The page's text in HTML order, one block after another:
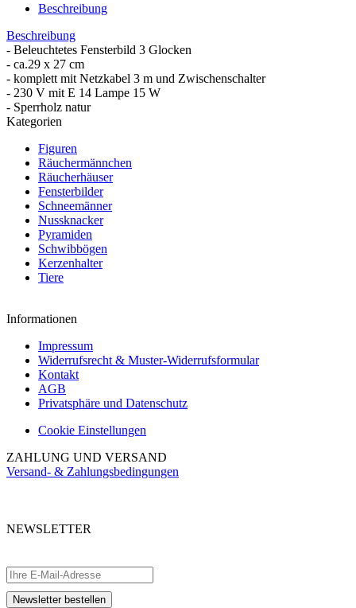
Beschreibung
Beschreibung
- Beleuchtetes Fensterbild 3 Glocken
- ca.29 x 27 cm
- komplett mit Netzkabel 3 m und Zwischenschalter
- 230 V mit E 14 Lampe 15 W
- Sperrholz natur
Kategorien
Figuren
Räuchermännchen
Räucherhäuser
Fensterbilder
Schneemänner
Nussknacker
Pyramiden
Schwibbögen
Kerzenhalter
Tiere
Informationen
Impressum
Widerrufsrecht & Muster-Widerrufsformular
Kontakt
AGB
Privatsphäre und Datenschutz
Cookie Einstellungen
ZAHLUNG UND VERSAND
Versand- & Zahlungsbedingungen
NEWSLETTER